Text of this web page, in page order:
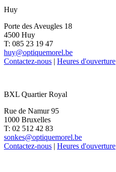
Huy
Porte des Aveugles 18
4500 Huy
T: 085 23 19 47
huy@optiquemorel.be
Contactez-nous | Heures d'ouverture
BXL Quartier Royal
Rue de Namur 95
1000 Bruxelles
T: 02 512 42 83
sonkes@optiquemorel.be
Contactez-nous | Heures d'ouverture